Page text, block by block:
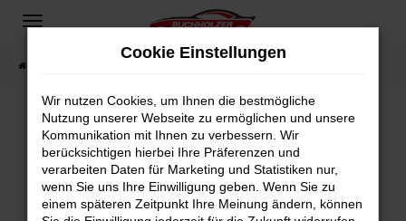
Zum
springen
Fahrzeugsuche
Fehler: Network Error
Beim Laden ist ein Fehler aufgetreten.
Hier sind ein paar Tipps, die dir helfen können:
Cookie Einstellungen
Wir nutzen Cookies, um Ihnen die bestmögliche
Nutzung unserer Webseite zu ermöglichen und unsere
Kommunikation mit Ihnen zu verbessern. Wir
berücksichtigen hierbei Ihre Präferenzen und
verarbeiten Daten für Marketing und Statistiken nur,
wenn Sie uns Ihre Einwilligung geben. Wenn Sie zu
einem späteren Zeitpunkt Ihre Meinung ändern, können